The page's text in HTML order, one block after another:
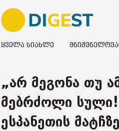
ყველა სიახლე
„არ მეგონა თუ
მებრძოლი
ესპანეთის მატჩზე